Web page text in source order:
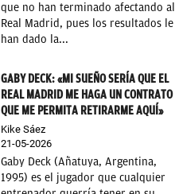
que no han terminado afectando al
Real Madrid, pues los resultados le
han dado la...
GABY DECK: «MI SUEÑO SERÍA QUE EL
REAL MADRID ME HAGA UN CONTRATO
QUE ME PERMITA RETIRARME AQUÍ»
Kike Sáez
21-05-2026
Gaby Deck (Añatuya, Argentina,
1995) es el jugador que cualquier